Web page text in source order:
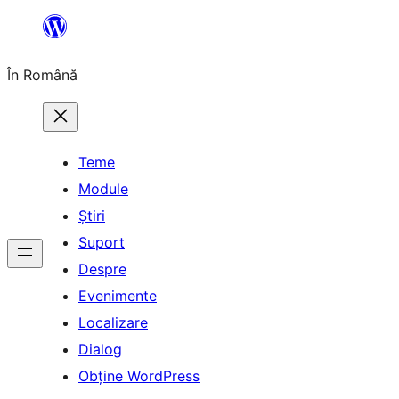
conținut
În Română
Teme
Module
Știri
Suport
Despre
Evenimente
Localizare
Dialog
Obține WordPress